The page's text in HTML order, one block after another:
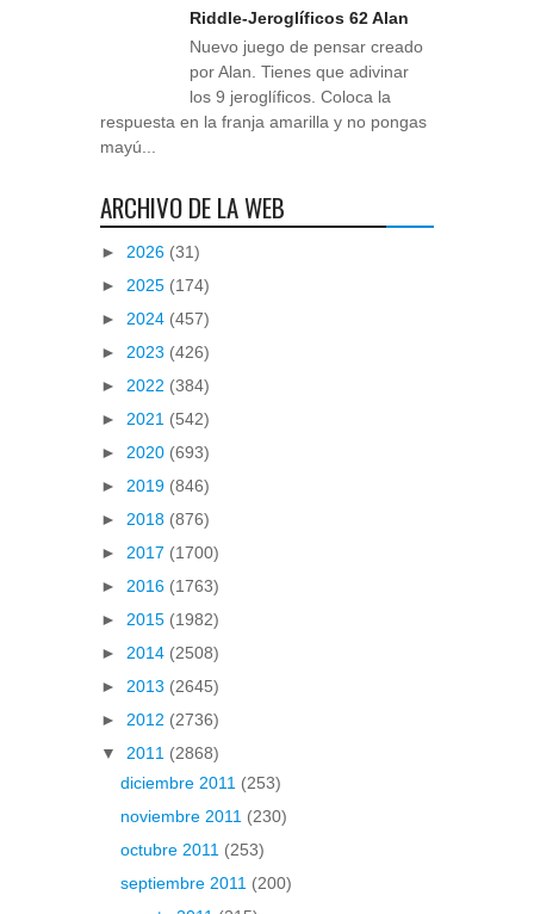
Riddle-Jeroglíficos 62 Alan
Nuevo juego de pensar creado
por Alan. Tienes que adivinar
los 9 jeroglíficos. Coloca la
respuesta en la franja amarilla y no pongas
mayú...
ARCHIVO DE LA WEB
► 2026 (31)
► 2025 (174)
► 2024 (457)
► 2023 (426)
► 2022 (384)
► 2021 (542)
► 2020 (693)
► 2019 (846)
► 2018 (876)
► 2017 (1700)
► 2016 (1763)
► 2015 (1982)
► 2014 (2508)
► 2013 (2645)
► 2012 (2736)
▼ 2011 (2868)
diciembre 2011 (253)
noviembre 2011 (230)
octubre 2011 (253)
septiembre 2011 (200)